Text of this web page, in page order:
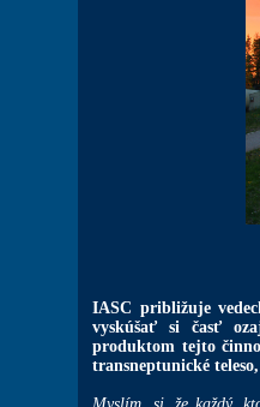
IASC približuje
vyskúšať si časť
produktom tejto
transneptunické